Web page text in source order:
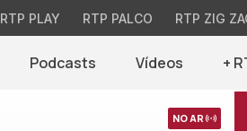
RTP PLAY RTP PALCO RTP ZIG
Podcasts Vídeos +
NO AR